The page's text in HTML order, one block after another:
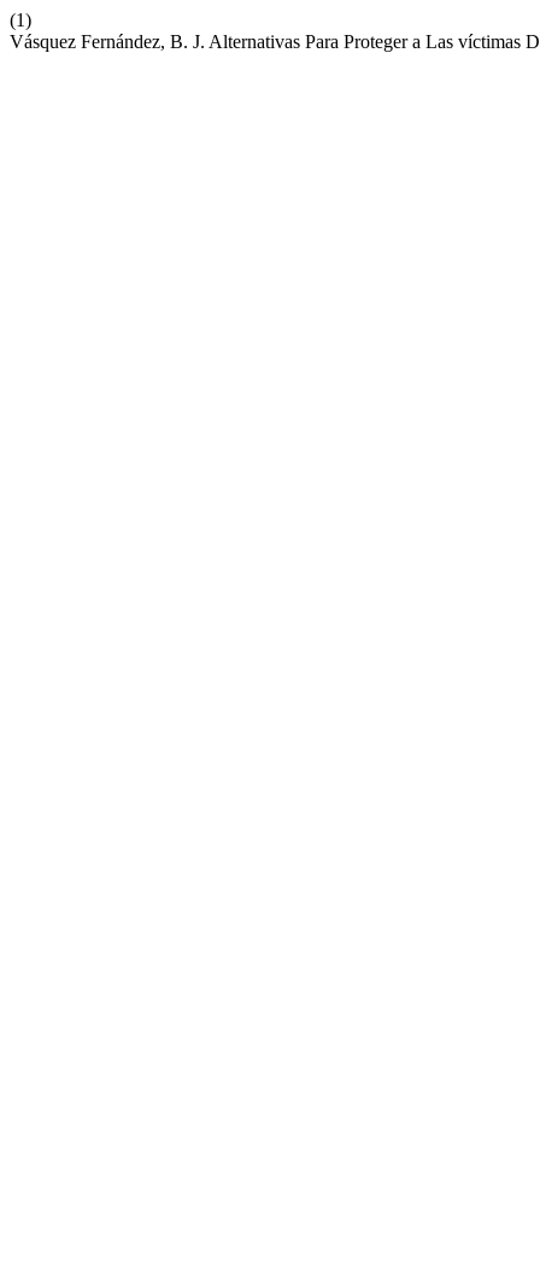
(1)
Vásquez Fernández, B. J. Alternativas Para Proteger a Las